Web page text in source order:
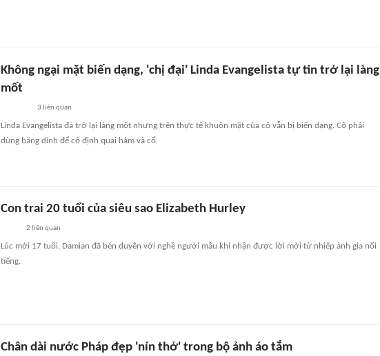
Không ngại mặt biến dạng, 'chị đại' Linda Evangelista tự tin trở lại làng
mốt
3 liên quan
Linda Evangelista đã trở lại làng mốt nhưng trên thực tế khuôn mặt của cô vẫn bị biến dạng. Cô phải
dùng băng dính để cố định quai hàm và cổ.
Con trai 20 tuổi của siêu sao Elizabeth Hurley
2 liên quan
Lúc mới 17 tuổi, Damian đã bén duyên với nghề người mẫu khi nhận được lời mời từ nhiếp ảnh gia nổi
tiếng.
Chân dài nước Pháp đẹp 'nín thở' trong bộ ảnh áo tắm